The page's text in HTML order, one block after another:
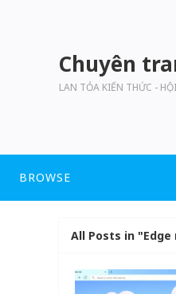
Chuyên
LAN TỎA KIẾN THỨC -
BROWSE
All Posts in "Edge